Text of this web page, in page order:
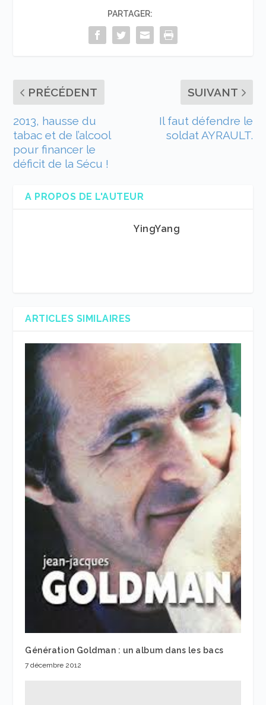
PARTAGER:
PRÉCÉDENT
2013, hausse du
tabac et de l’alcool
pour financer le
déficit de la Sécu !
SUIVANT
Il faut défendre le
soldat AYRAULT.
A PROPOS DE L'AUTEUR
YingYang
ARTICLES SIMILAIRES
Génération Goldman : un album dans les bacs
7 décembre 2012